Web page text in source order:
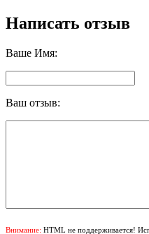
Написать отзыв
Ваше Имя:
Ваш отзыв:
Внимание: HTML не поддерживается!